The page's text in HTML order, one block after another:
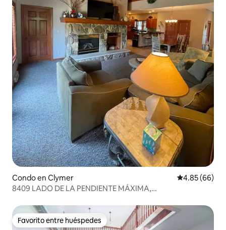
Condo en Clymer Calificación
4.85 (66)
8409 LADO DE LA PENDIENTE MÁXIMA,
Favorito entre huéspedes
Favorito entre huéspedes